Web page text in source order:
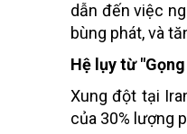
dẫn đến việc
bùng phát, và
Hệ lụy từ
Xung đột tại
của 30% lượng